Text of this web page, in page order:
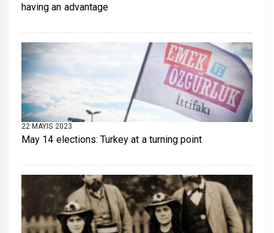
having an advantage
22 MAYIS 2023
May 14 elections: Turkey at a turning point